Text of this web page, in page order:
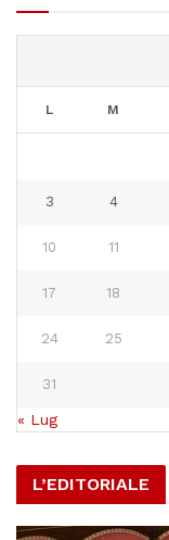
L M
3 4
10 11
17 18
24 25
31
« Lug
L’EDITORIALE